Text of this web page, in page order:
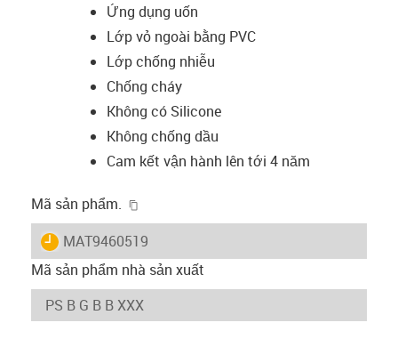
Ứng dụng uốn
Lớp vỏ ngoài bằng PVC
Lớp chống nhiễu
Chống cháy
Không có Silicone
Không chống dầu
Cam kết vận hành lên tới 4 năm
Mã sản phẩm.
igus-icon-lieferzeit
MAT9460519
Mã sản phẩm nhà sản xuất